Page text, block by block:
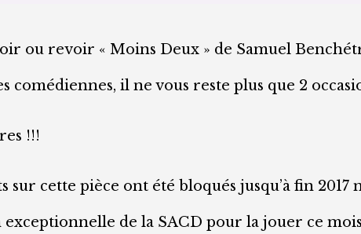
ou revoir « Moins Deux » de Samuel
comédiennes, il ne vous reste plus que 2
!!!
sur cette pièce ont été bloqués jusqu’à fin
de la SACD pour la jouer ce